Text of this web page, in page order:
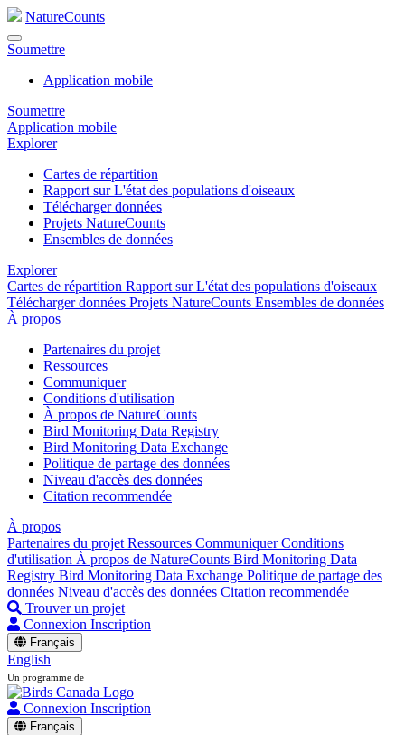
NatureCounts
Soumettre
Application mobile
Soumettre
Application mobile
Explorer
Cartes de répartition
Rapport sur L'état des populations d'oiseaux
Télécharger données
Projets NatureCounts
Ensembles de données
Explorer
Cartes de répartition Rapport sur L'état des populations d'oiseaux
Télécharger données Projets NatureCounts Ensembles de données
À propos
Partenaires du projet
Ressources
Communiquer
Conditions d'utilisation
À propos de NatureCounts
Bird Monitoring Data Registry
Bird Monitoring Data Exchange
Politique de partage des données
Niveau d'accès des données
Citation recommendée
À propos
Partenaires du projet Ressources CommuniquerConditions
d'utilisation À propos de NatureCounts Bird Monitoring Data
Registry Bird Monitoring Data Exchange Politique de partage des
données Niveau d'accès des données Citation recommendée
Trouver un projet
Connexion Inscription
Français
English
Un programme de
Connexion Inscription
Français